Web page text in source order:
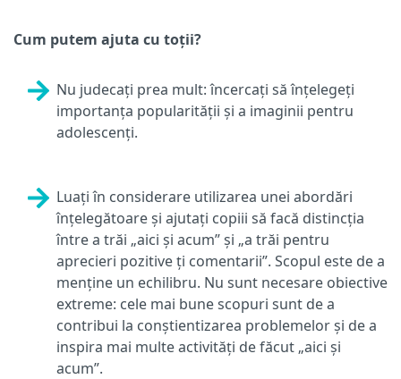
Cum putem ajuta cu toții?
Nu judecați prea mult: încercați să înțelegeți
importanța popularității și a imaginii pentru
adolescenți.
Luați în considerare utilizarea unei abordări
înțelegătoare și ajutați copiii să facă distincția
între a trăi „aici și acum” și „a trăi pentru
aprecieri pozitive ți comentarii”. Scopul este de a
menține un echilibru. Nu sunt necesare obiective
extreme: cele mai bune scopuri sunt de a
contribui la conștientizarea problemelor și de a
inspira mai multe activități de făcut „aici și
acum”.